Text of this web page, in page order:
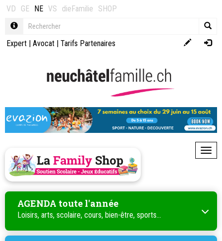
VD GE NE VS dieFamilie SHOP
Expert | Avocat | Tarifs Partenaires
AGENDA toute l'année
Loisirs, arts, scolaire, cours, bien-être, sports...